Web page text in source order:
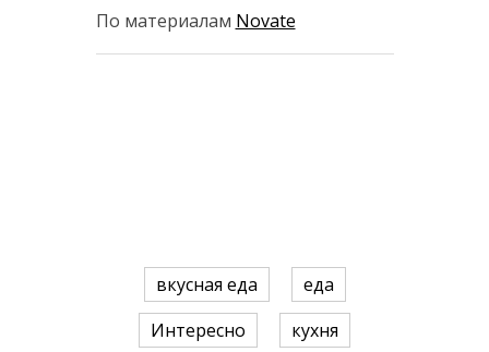
По материалам Novate
вкусная еда
еда
Интересно
кухня